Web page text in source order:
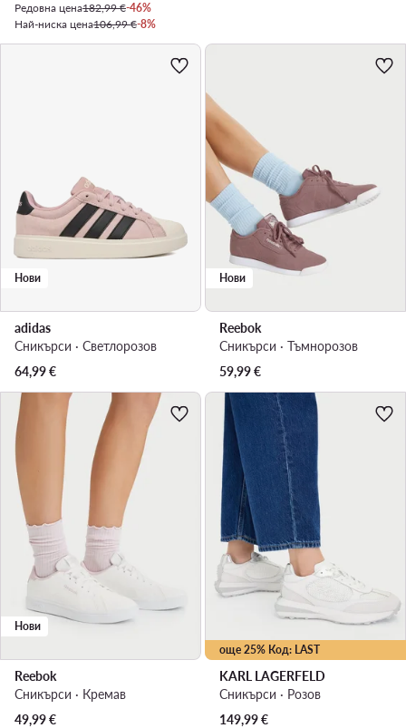
Редовна цена182,99 €-46%
Най-ниска цена106,99 €-8%
Нови
adidas
Сникърси · Светлорозов
64,99€
Нови
Reebok
Сникърси · Тъмнорозов
59,99€
Нови
Reebok
Сникърси · Кремав
49,99€
още 25% Код: LAST
KARL LAGERFELD
Сникърси · Розов
149,99€